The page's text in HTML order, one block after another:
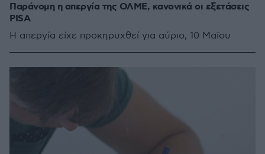
Παράνομη η απεργία της ΟΛΜΕ, κανονικά οι εξετάσεις
PISA
Η απεργία είχε προκηρυχθεί για αύριο, 10 Μαΐου